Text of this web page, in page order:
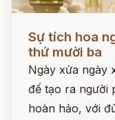
Sự tích hoa
thứ mười ba
Ngày xửa ngày
đế tạo ra người
hoàn hảo, với